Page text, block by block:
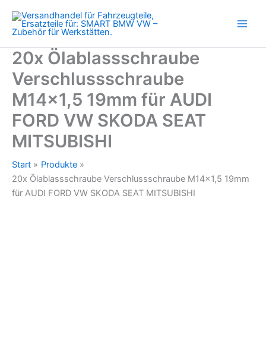
Inhalt
springen
20x Ölablassschraube
Verschlussschraube
M14x1,5 19mm für AUDI
FORD VW SKODA SEAT
MITSUBISHI
Start
Produkte
20x Ölablassschraube Verschlussschraube M14x1,5 19mm
für AUDI FORD VW SKODA SEAT MITSUBISHI
AUDI
FORD
VW
SKODA
SEAT
MITSUBISHI
Menge